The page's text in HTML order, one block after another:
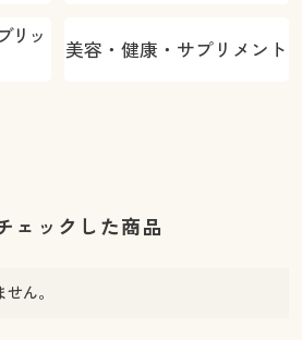
リッ
美容・健康・サプリメント
ェックした商品
ん。